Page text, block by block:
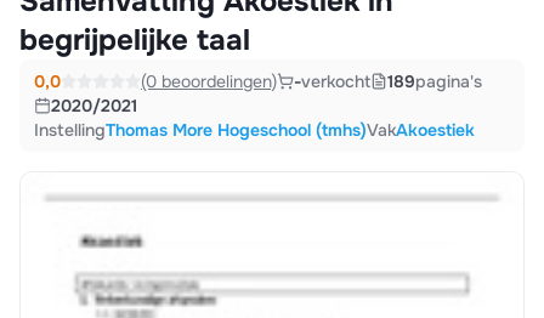
begrijpelijke taal
0,0 (0 beoordelingen) -verkocht 189pagina's
2020/2021
InstellingThomas More Hogeschool (tmhs)VakAkoestiek